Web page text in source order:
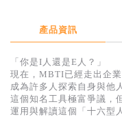
暢銷榜
英文二手書
精選英文書
產品資訊
「你是I人還是E人？」
現在，MBTI已經走出企業
成為許多人探索自身與他
這個知名工具極富爭議，
運用與解讀這個「十六型